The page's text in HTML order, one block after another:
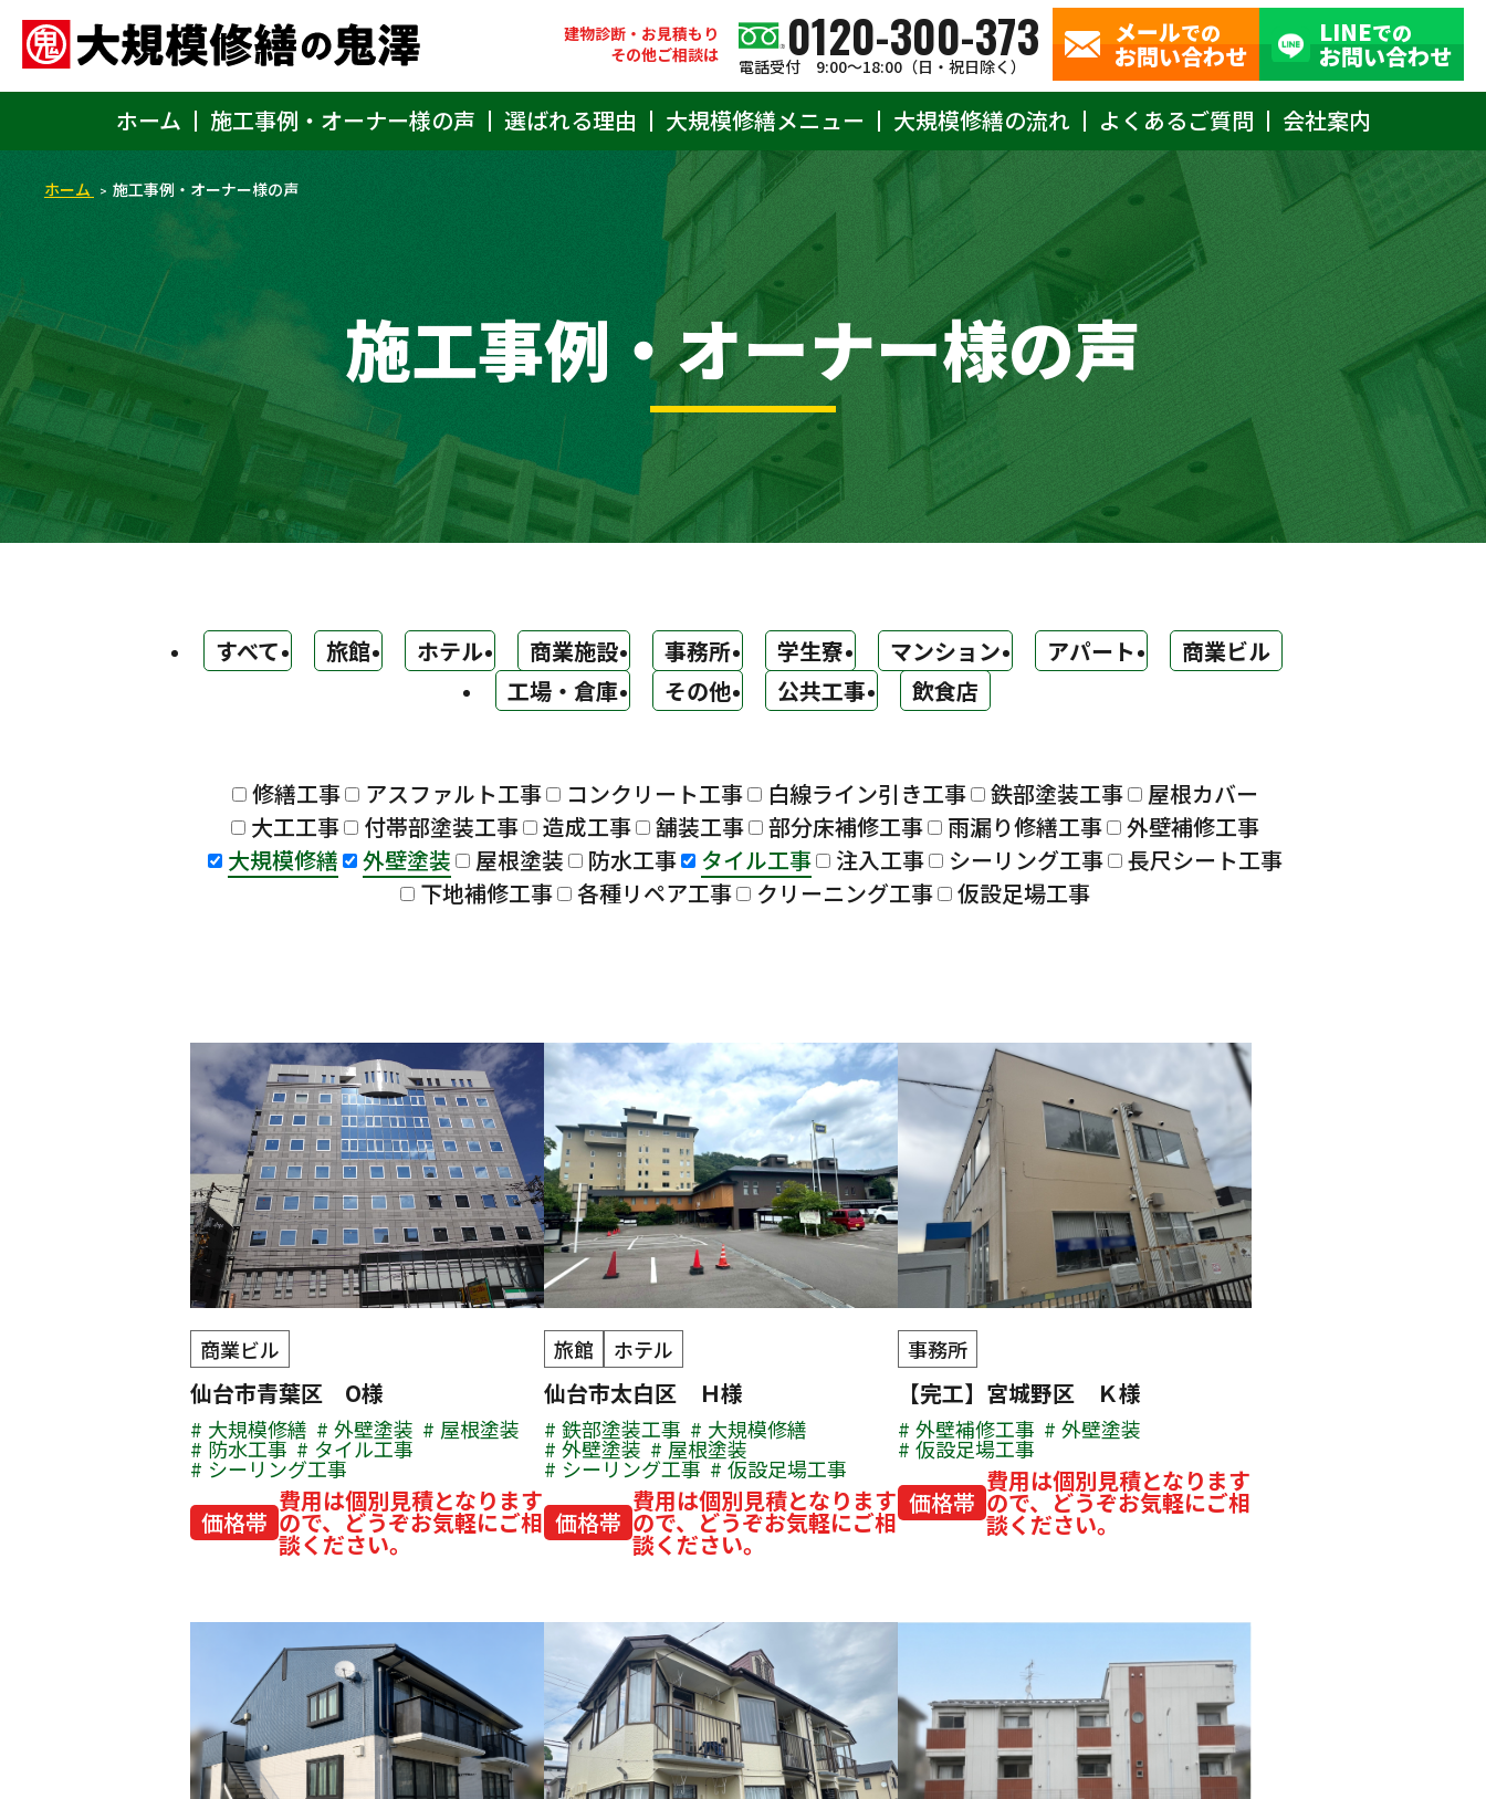
建物診断・お見積もり
その他ご相談は
0120-300-373
電話受付 9:00〜18:00（日・祝日除く）
メールでの
お問い合わせ
LINEでの
お問い合わせ
ホーム
施工事例・オーナー様の声 選ばれる理由 大規模修繕メニュー 大規模修繕の流れ よくあるご質問 会社案内
ホーム 施工事例・オーナー様の声
施工事例・オーナー様の声
すべて 旅館 ホテル 商業施設 事務所 学生寮 マンション アパート
商業ビル
工場・倉庫
その他 公共工事 飲食店
修繕工事 アスファルト工事 コンクリート工事 白線ライン引き工事 鉄部塗装工事
屋根カバー
大工工事
付帯部塗装工事 造成工事 舗装工事 部分床補修工事 雨漏り修繕工事
外壁補修工事
大規模修繕
外壁塗装 屋根塗装 防水工事 タイル工事 注入工事 シーリング工事
長尺シート工事
下地補修工事
各種リペア工事 クリーニング工事 仮設足場工事
商業ビル
仙台市青葉区 O様
大規模修繕 外壁塗装 屋根塗装
防水工事 タイル工事
シーリング工事
価格帯
費用は個別見積となります
ので、どうぞお気軽にご相
談ください。
旅館 ホテル
仙台市太白区 Ｈ様
鉄部塗装工事 大規模修繕
外壁塗装 屋根塗装
シーリング工事 仮設足場工事
価格帯
費用は個別見積となります
ので、どうぞお気軽にご相
談ください。
事務所
【完工】宮城野区 Ｋ様
外壁補修工事 外壁塗装
仮設足場工事
価格帯
費用は個別見積となります
ので、どうぞお気軽にご相
談ください。